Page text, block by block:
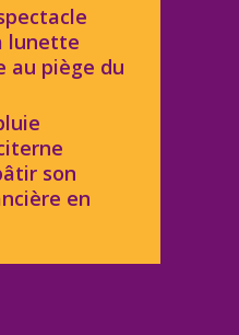
lunette
au piège du
son
en